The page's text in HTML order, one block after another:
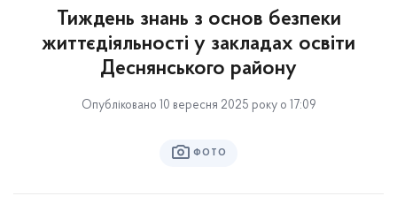
Тиждень знань з основ безпеки
життєдіяльності у закладах освіти
Деснянського району
Опубліковано 10 вересня 2025 року о 17:09
ФОТО